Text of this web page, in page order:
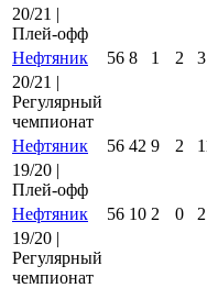
20/21 |
Плей-офф
Нефтяник
56 8 1 2 3
20/21 |
Регулярный
чемпионат
Нефтяник
56 42 9 2
19/20 |
Плей-офф
Нефтяник
56 10 2 0 2
19/20 |
Регулярный
чемпионат